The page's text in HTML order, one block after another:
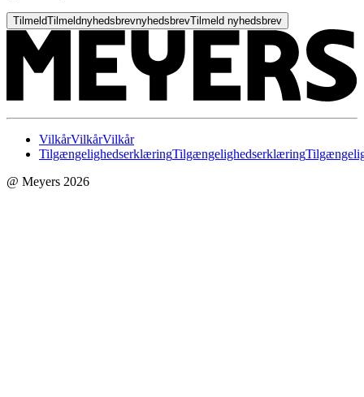
TilmeldTilmeldnyhedsbrevnyhedsbrevTilmeld nyhedsbrev
VilkårVilkårVilkår
TilgængelighedserklæringTilgængelighedserklæring
@ Meyers 2026